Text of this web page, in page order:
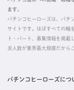
ます。
パチンコヒーローズは、パチ
サイトです。ほぼすべての職
ト・パート、募集情報を掲
求人数が業界最大規模だから
掲載している求人は、すべ
た内容はすぐに直接事業所に
パチンコヒーローズにつ